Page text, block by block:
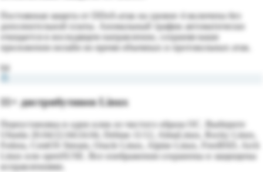
Постоянная защита от DDoS-атак на уровне 4 включена без
дополнительной платы. Аномальный трафик автоматически
очищается в восходящем направлении, сохраняя ваши
приложения онлайн во время объемных и протокольных атак.
04
11+ дистрибутивов Linux
Переустановка в один клик из чистого образа ОС. Выберите
Ubuntu 20.04/22.04/24.04, Debian 11/12, AlmaLinux, Rocky Linux,
Fedora, CentOS Stream, Oracle Linux, Alpine Linux, FreeBSD, Arch
Linux или openSUSE. Все изображения сохранены и защищены
исправлениями.